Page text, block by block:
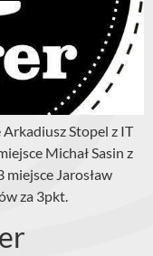
Stopel z IT
Michał Sasin z
Jarosław
za 3pkt.